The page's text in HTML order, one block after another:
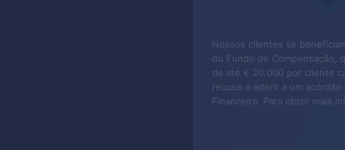
Nossos clientes se
do Fundo de Compensação,
de até € 20.000 por cliente
recuse a aderir a um acórdão
Financeira.
Para obter mais